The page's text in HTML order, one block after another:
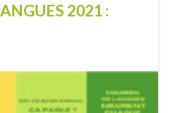
2021 :